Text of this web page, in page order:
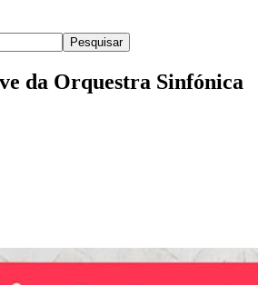
Pesquisar
da Orquestra Sinfónica